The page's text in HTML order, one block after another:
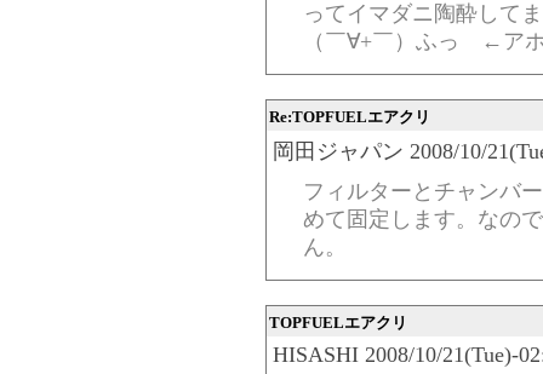
ってイマダニ陶酔して
（￣∀+￣）ふっ ←ア
Re:TOPFUELエアクリ
岡田ジャパン 2008/10/
フィルターとチャンバ
めて固定します。なの
ん。
TOPFUELエアクリ
HISASHI 2008/10/21(Tue)-